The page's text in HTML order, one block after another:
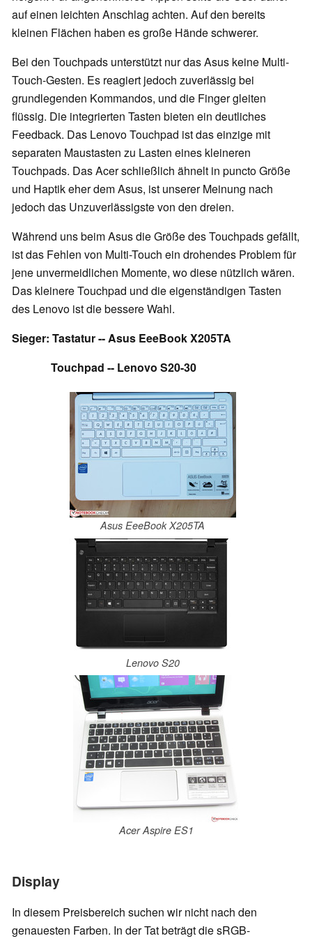
auf einen leichten Anschlag achten. Auf den bereits
kleinen Flächen haben es große Hände schwerer.
Bei den Touchpads unterstützt nur das Asus keine Multi-
Touch-Gesten. Es reagiert jedoch zuverlässig bei
grundlegenden Kommandos, und die Finger gleiten
flüssig. Die integrierten Tasten bieten ein deutliches
Feedback. Das Lenovo Touchpad ist das einzige mit
separaten Maustasten zu Lasten eines kleineren
Touchpads. Das Acer schließlich ähnelt in puncto Größe
und Haptik eher dem Asus, ist unserer Meinung nach
jedoch das Unzuverlässigste von den dreien.
Während uns beim Asus die Größe des Touchpads gefällt,
ist das Fehlen von Multi-Touch ein drohendes Problem für
jene unvermeidlichen Momente, wo diese nützlich wären.
Das kleinere Touchpad und die eigenständigen Tasten
des Lenovo ist die bessere Wahl.
Sieger: Tastatur -- Asus EeeBook X205TA
Touchpad -- Lenovo S20-30
Asus EeeBook X205TA
Lenovo S20
Acer Aspire ES1
Display
In diesem Preisbereich suchen wir nicht nach den
genauesten Farben. In der Tat beträgt die sRGB-